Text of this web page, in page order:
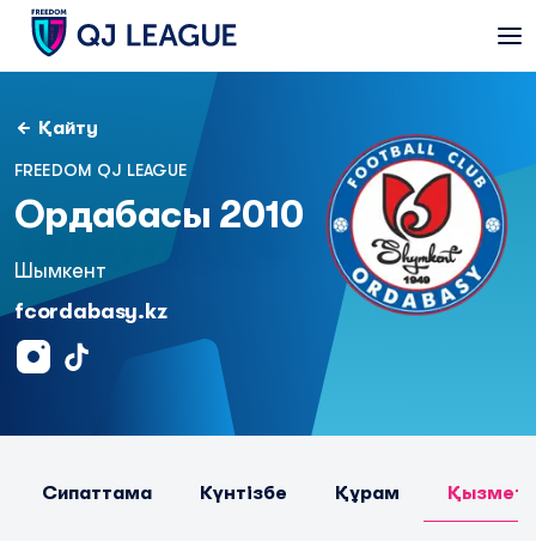
Қайту
FREEDOM QJ LEAGUE
Ордабасы 2010
Шымкент
fcordabasy.kz
Сипаттама Күнтізбе Құрам